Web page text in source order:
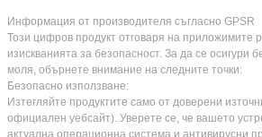
Информация от производителя съгласно GPSR
Този цифров продукт отговаря на приложимите
изискванията за безопасност. За да се осигури
моля, обърнете внимание на следните точки:
Безопасно използване:
Изтегляйте продуктите само от доверени
официален уебсайт). Уверете се, че вашето